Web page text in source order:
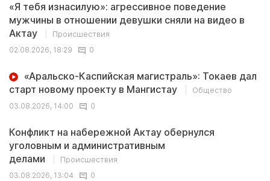
«Я тебя изнасилую»: агрессивное поведение
мужчины в отношении девушки сняли на видео в
Актау
Происшествия
02.08.2026, 18:29
0
«Аральско-Каспийская магистраль»: Токаев дал
старт новому проекту в Мангистау
Общество
03.08.2026, 14:00
0
Конфликт на набережной Актау обернулся
уголовным и административным
делами
Происшествия
03.08.2026, 13:04
0